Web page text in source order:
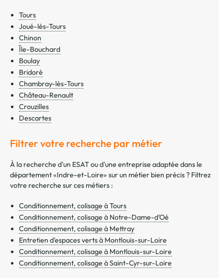
Tours
Joué-lès-Tours
Chinon
Île-Bouchard
Boulay
Bridoré
Chambray-lès-Tours
Château-Renault
Crouzilles
Descartes
Filtrer votre recherche par métier
À la recherche d'un ESAT ou d'une entreprise adaptée dans le
département «Indre-et-Loire» sur un métier bien précis ? Filtrez
votre recherche sur ces métiers :
Conditionnement, colisage à Tours
Conditionnement, colisage à Notre-Dame-d'Oé
Conditionnement, colisage à Mettray
Entretien d'espaces verts à Montlouis-sur-Loire
Conditionnement, colisage à Montlouis-sur-Loire
Conditionnement, colisage à Saint-Cyr-sur-Loire